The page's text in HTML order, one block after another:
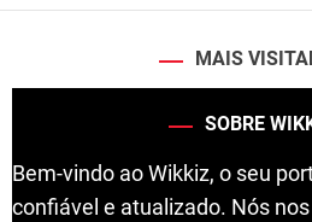
MAIS
SOBRE
Bem-vindo ao Wikkiz, o seu
confiável e atualizado. Nós